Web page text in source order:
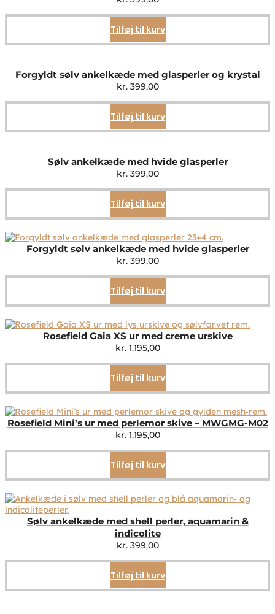
Tilføj til kurv
Forgyldt sølv ankelkæde med glasperler og krystal
kr.399,00
Tilføj til kurv
Sølv ankelkæde med hvide glasperler
kr.399,00
Tilføj til kurv
Forgyldt sølv ankelkæde med hvide glasperler
kr.399,00
Tilføj til kurv
Rosefield Gaia XS ur med creme urskive
kr.1.195,00
Tilføj til kurv
Rosefield Mini’s ur med perlemor skive – MWGMG-M02
kr.1.195,00
Tilføj til kurv
Sølv ankelkæde med shell perler, aquamarin &
indicolite
kr.399,00
Tilføj til kurv